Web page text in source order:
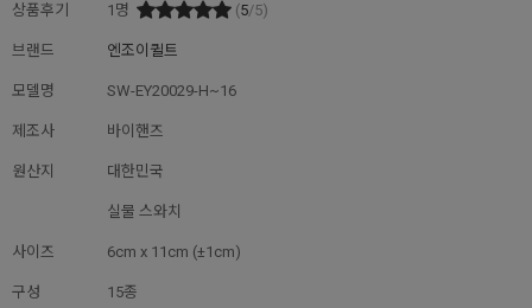
상품후기 1 명 (5/5)
브랜드 엔조이퀼트
모델명 SW-EY20029-H~16
제조사 바이핸즈
원산지 대한민국
실물 스와치
사이즈 6cm x 11cm (±1cm)
구성 15종